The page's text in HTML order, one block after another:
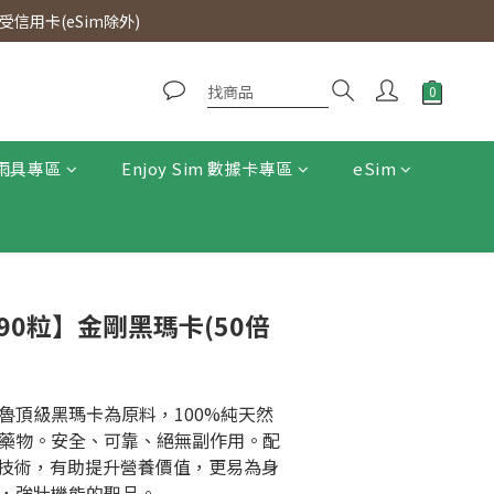
免運費。
信用卡(eSim除外)
具專區 Enjoy Sim 數據卡專區 eSim
粒】金剛黑瑪卡(50倍
頂級黑瑪卡為原料，100%純天然
物。安全、可靠、絕無副作用。配
術，有助提升營養價值，更易為身